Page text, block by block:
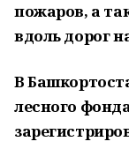
пожаров, а
вдоль дорог
В
лесного